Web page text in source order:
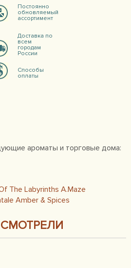
Постоянно
обновляемый
ассортимент
Доставка по
всем
городам
России
Способы
оплаты
ароматы и торговые дома:
The Labyrinths A.Maze
Amber & Spices